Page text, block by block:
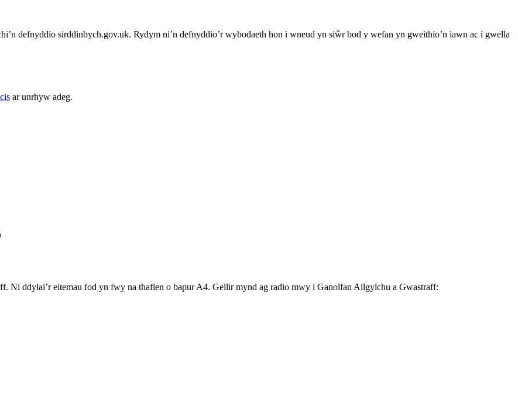
defnyddio sirddinbych.gov.uk. Rydym ni’n defnyddio’r wybodaeth hon i wneud yn siŵr bod y wefan yn gweithio’n iawn ac i gwella
ar unrhyw adeg.
Ni ddylai’r eitemau fod yn fwy na thaflen o bapur A4. Gellir mynd ag radio mwy i Ganolfan Ailgylchu a Gwastraff: